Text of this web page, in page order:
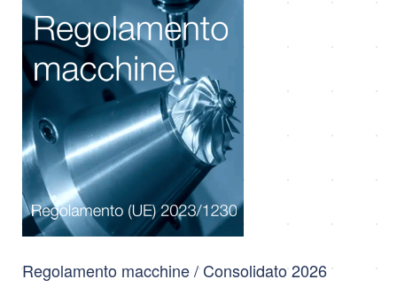
Regolamento macchine / Consolidato 2026